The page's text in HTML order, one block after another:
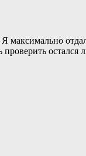
максимально
проверить